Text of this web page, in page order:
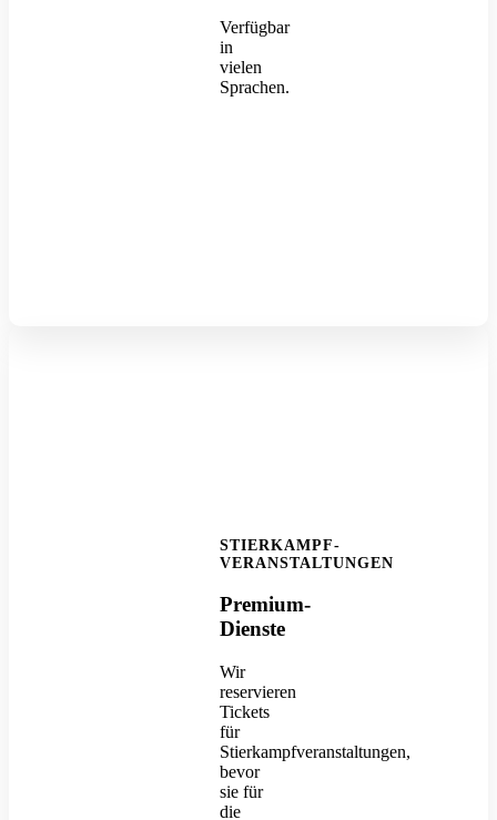
Verfügbar
in
vielen
Sprachen.
STIERKAMPF-
VERANSTALTUNGEN
Premium-
Dienste
Wir
reservieren
Tickets
für
Stierkampfveranstaltungen,
bevor
sie für
die